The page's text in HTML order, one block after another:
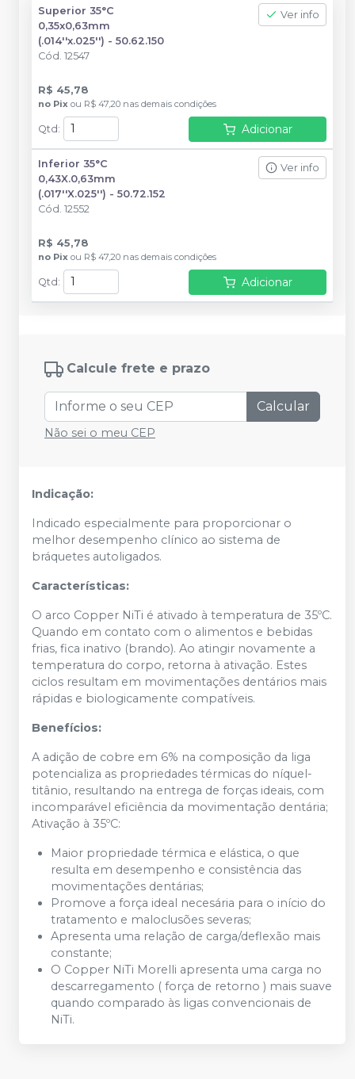
Superior 35°C
0,35x0,63mm
(.014''x.025'') - 50.62.150
Cód. 12547
Ver info
R$ 45,78
no Pix ou R$ 47,20 nas demais condições
Qtd : Adicionar
Inferior 35°C
0,43X.0,63mm
(.017''X.025'') - 50.72.152
Cód. 12552
Ver info
R$ 45,78
no Pix ou R$ 47,20 nas demais condições
Qtd : Adicionar
Calcule frete e prazo
Calcular
Não sei o meu CEP
Indicação:
Indicado especialmente para proporcionar o
melhor desempenho clínico ao sistema de
bráquetes autoligados.
Características:
O arco Copper NiTi é ativado à temperatura de 35ºC.
Quando em contato com o alimentos e bebidas
frias, fica inativo (brando). Ao atingir novamente a
temperatura do corpo, retorna à ativação. Estes
ciclos resultam em movimentações dentários mais
rápidas e biologicamente compatíveis.
Benefícios:
A adição de cobre em 6% na composição da liga
potencializa as propriedades térmicas do níquel-
titânio, resultando na entrega de forças ideais, com
incomparável eficiência da movimentação dentária;
Ativação à 35ºC:
Maior propriedade térmica e elástica, o que
resulta em desempenho e consistência das
movimentações dentárias;
Promove a força ideal necesária para o início do
tratamento e maloclusões severas;
Apresenta uma relação de carga/deflexão mais
constante;
O Copper NiTi Morelli apresenta uma carga no
descarregamento ( força de retorno ) mais suave
quando comparado às ligas convencionais de
NiTi.